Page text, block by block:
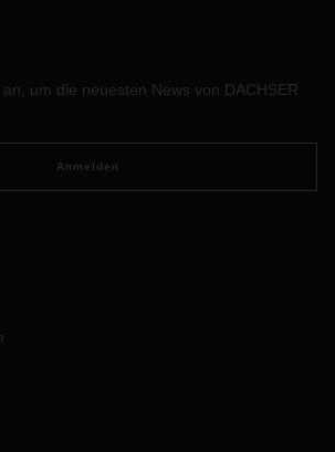
um die neuesten News von DACHSER
Anmelden